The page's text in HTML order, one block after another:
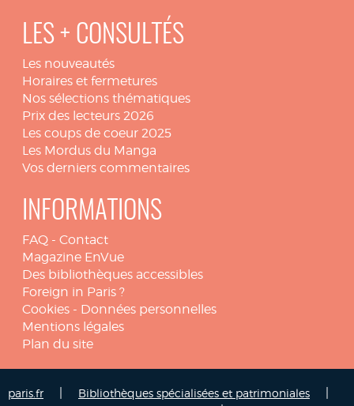
LES + CONSULTÉS
Les nouveautés
Horaires et fermetures
Nos sélections thématiques
Prix des lecteurs 2026
Les coups de coeur 2025
Les Mordus du Manga
Vos derniers commentaires
INFORMATIONS
FAQ - Contact
Magazine EnVue
Des bibliothèques accessibles
Foreign in Paris ?
Cookies - Données personnelles
Mentions légales
Plan du site
paris.fr Bibliothèques spécialisées et patrimoniales